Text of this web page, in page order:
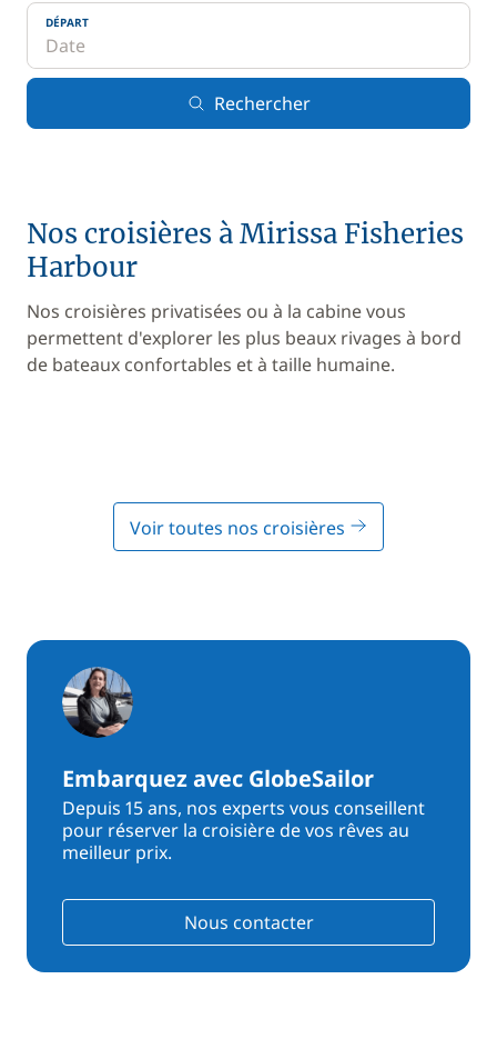
DÉPART
Rechercher
Nos croisières à Mirissa Fisheries
Harbour
Nos croisières privatisées ou à la cabine vous
permettent d'explorer les plus beaux rivages à bord
de bateaux confortables et à taille humaine.
Voir toutes nos croisières
Embarquez avec GlobeSailor
Depuis 15 ans, nos experts vous conseillent
pour réserver la croisière de vos rêves au
meilleur prix.
Nous contacter